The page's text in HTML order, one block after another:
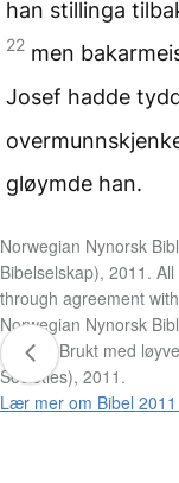
han stillinga
22 men
Josef hadde
gløymde han.
Norwegian Nynorsk
Bibelselskap), 2011.
through agreement
Norwegian Nynorsk
globalt. Brukt med
Societies), 2011.
Lær mer om Bibel